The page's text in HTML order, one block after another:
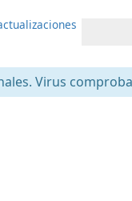
Virus